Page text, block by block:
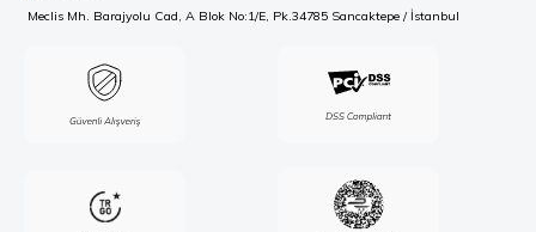
Meclis Mh. Barajyolu Cad, A Blok No:1/E, Pk.34785 Sancaktepe / İstanbul